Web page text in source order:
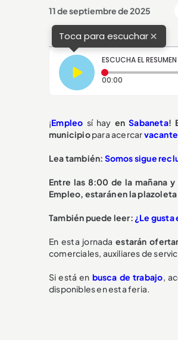
11 de septiembre de 2025
Toca para escuchar×
ESCUCHA EL RESUMEN
00:00
¡Empleo sí hay enSabaneta!
municipiopara acercar
Lea también: Somos sigue
Entre las 8:00 de la mañana
Empleo, estarán en la
También puede leer: ¿Le gusta
En esta jornadaestarán
comerciales, auxiliares de
Si está en busca de trabajo,
disponibles en esta feria.